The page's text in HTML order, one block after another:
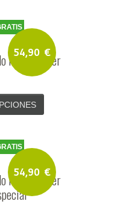
54,90 €
Fiesta Mujer
54,90 €
Fiesta Mujer